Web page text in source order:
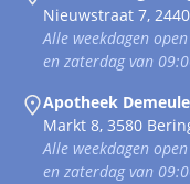
Nieuwstraat 7,
Alle weekdagen
en zaterdag van
Apotheek
Markt 8, 3580
Alle weekdagen
en zaterdag van